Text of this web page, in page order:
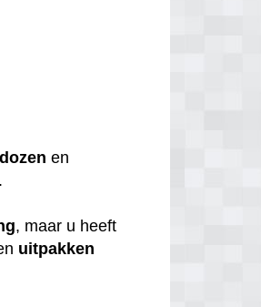
en
, maar u heeft
uitpakken